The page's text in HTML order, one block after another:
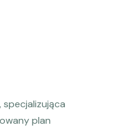
plan